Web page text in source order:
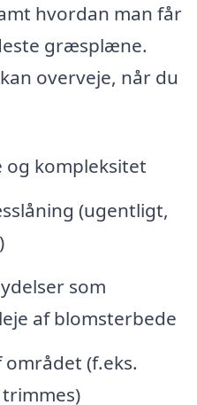
hvordan man får
græsplæne.
overveje, når du
kompleksitet
(ugentligt,
som
af blomsterbede
(f.eks.